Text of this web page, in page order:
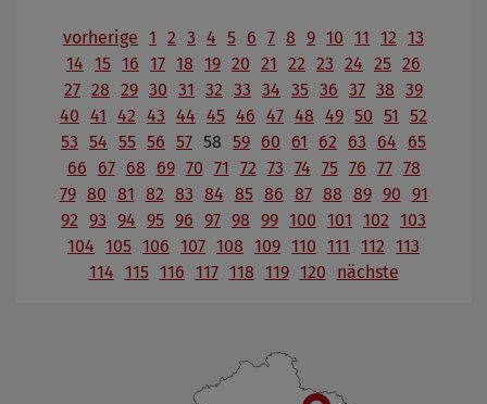
vorherige 1 2 3 4 5 6 7 8 9 10 11 12 13
14 15 16 17 18 19 20 21 22 23 24 25 26
27 28 29 30 31 32 33 34 35 36 37 38 39
40 41 42 43 44 45 46 47 48 49 50 51
52
53 54 55 56 57 58 59 60 61 62 63 64
65
66
67 68 69 70 71 72 73 74 75 76 77 78
79 80 81 82 83 84 85 86 87 88 89 90 91
92 93 94 95 96 97 98 99 100 101 102 103
104 105 106 107 108 109 110 111 112 113
114 115 116 117 118 119 120 nächste